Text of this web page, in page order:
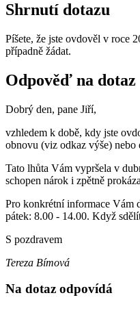
Shrnutí dotazu
Píšete, že jste ovdověl v roce
případně žádat.
Odpověď na dotaz
Dobrý den, pane Jiří,
vzhledem k době, kdy jste
obnovu (viz odkaz výše) nebo
Tato lhůta Vám vypršela v
schopen nárok i zpětně
Pro konkrétní informace Vám
pátek: 8.00 - 14.00. Když
S pozdravem
Tereza Bímová
Na dotaz odpovídá